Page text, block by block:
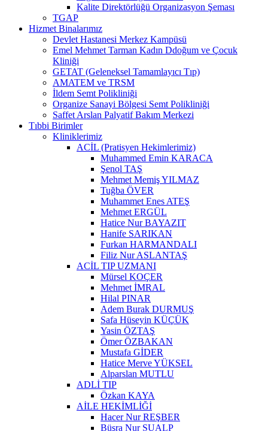
Kalite Direktörlüğü Organizasyon Şeması
TGAP
Hizmet Binalarımız
Devlet Hastanesi Merkez Kampüsü
Emel Mehmet Tarman Kadın Ddoğum ve Çocuk
Kliniği
GETAT (Geleneksel Tamamlayıcı Tıp)
AMATEM ve TRSM
İldem Semt Polikliniği
Organize Sanayi Bölgesi Semt Polikliniği
Saffet Arslan Palyatif Bakım Merkezi
Tıbbi Birimler
Kliniklerimiz
ACİL (Pratisyen Hekimlerimiz)
Muhammed Emin KARACA
Şenol TAŞ
Mehmet Memiş YILMAZ
Tuğba ÖVER
Muhammet Enes ATEŞ
Mehmet ERGÜL
Hatice Nur BAYAZIT
Hanife SARIKAN
Furkan HARMANDALI
Filiz Nur ASLANTAŞ
ACİL TIP UZMANI
Mürsel KOÇER
Mehmet İMRAL
Hilal PINAR
Adem Burak DURMUŞ
Safa Hüseyin KÜÇÜK
Yasin ÖZTAŞ
Ömer ÖZBAKAN
Mustafa GİDER
Hatice Merve YÜKSEL
Alparslan MUTLU
ADLİ TIP
Özkan KAYA
AİLE HEKİMLİĞİ
Hacer Nur REŞBER
Büşra Nur SUALP